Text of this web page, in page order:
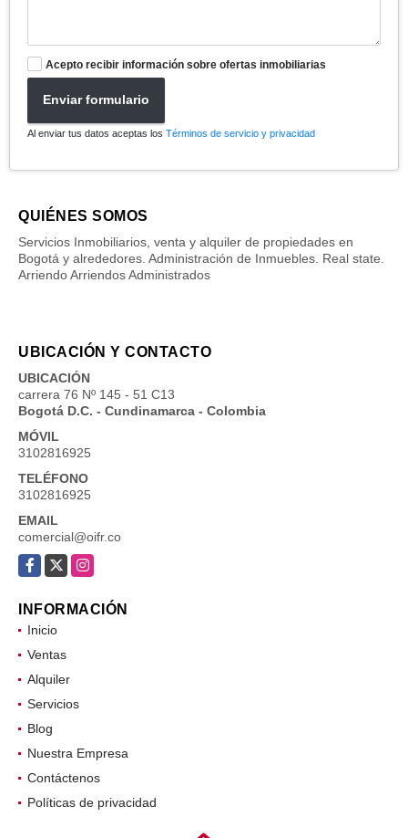
Acepto recibir información sobre ofertas inmobiliarias
Enviar formulario
Al enviar tus datos aceptas los Términos de servicio y privacidad
QUIÉNES SOMOS
Servicios Inmobiliarios, venta y alquiler de propiedades en
Bogotá y alrededores. Administración de Inmuebles. Real state.
Arriendo Arriendos Administrados
UBICACIÓN Y CONTACTO
UBICACIÓN
carrera 76 Nº 145 - 51 C13
Bogotá D.C. - Cundinamarca - Colombia
MÓVIL
3102816925
TELÉFONO
3102816925
EMAIL
comercial@oifr.co
Facebook
X Instagram
INFORMACIÓN
Inicio
Ventas
Alquiler
Servicios
Blog
Nuestra Empresa
Contáctenos
Políticas de privacidad